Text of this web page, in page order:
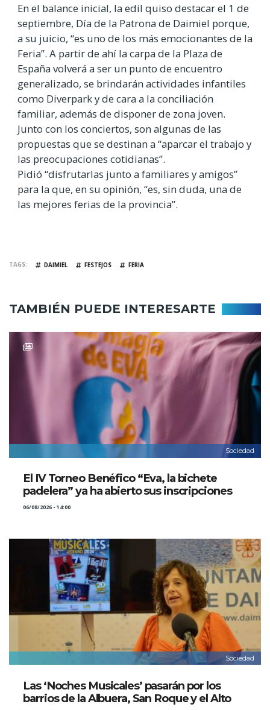
En el balance inicial, la edil quiso destacar el 1 de
septiembre, Día de la Patrona de Daimiel porque,
a su juicio, “es uno de los más emocionantes de la
Feria”. A partir de ahí la carpa de la Plaza de
España volverá a ser un punto de encuentro
generalizado, se brindarán actividades infantiles
como Diverpark y de cara a la conciliación
familiar, además de disponer de zona joven.
Junto con los conciertos, son algunas de las
propuestas que se destinan a “aparcar el trabajo y
las preocupaciones cotidianas”.
Pidió “disfrutarlas junto a familiares y amigos”
para la que, en su opinión, “es, sin duda, una de
las mejores ferias de la provincia”.
TAGS DAIMIEL FESTEJOS FERIA
TAMBIÉN PUEDE INTERESARTE
Sociedad
El IV Torneo Benéfico “Eva, la bichete
padelera” ya ha abierto sus inscripciones
06/08/2026 - 14:00
Sociedad
Las ‘Noches Musicales’ pasarán por los
barrios de la Albuera, San Roque y el Alto